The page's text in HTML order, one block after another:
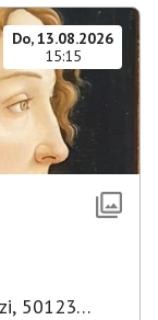
Do, 13.08.2026
15:15
50123